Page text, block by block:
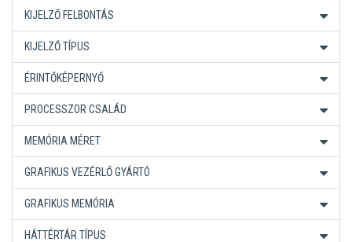
KIJELZŐ FELBONTÁS
KIJELZŐ TÍPUS
ÉRINTŐKÉPERNYŐ
PROCESSZOR CSALÁD
MEMÓRIA MÉRET
GRAFIKUS VEZÉRLŐ GYÁRTÓ
GRAFIKUS MEMÓRIA
HÁTTÉRTÁR TÍPUS